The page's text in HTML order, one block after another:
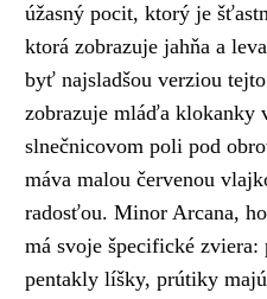
úžasný pocit, ktorý je
ktorá zobrazuje jahňa a
byť najsladšou verziou
zobrazuje mláďa klokanky
slnečnicovom poli pod
máva malou červenou
radosťou. Minor Arcana,
má svoje špecifické zviera:
pentakly líšky, prútiky